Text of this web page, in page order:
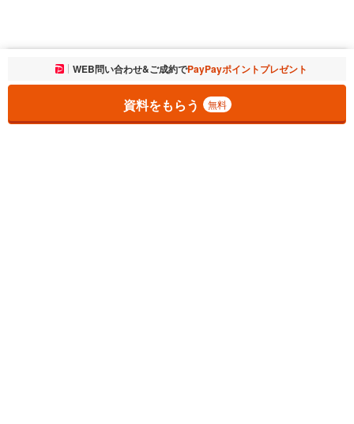
お気に入りに追加しました。 一覧を開く
WEB問い合わせ&ご成約でPayPayポイントプレゼント
資料をもらう 無料